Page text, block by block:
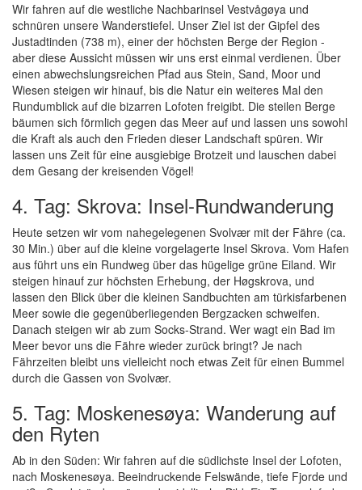
Wir fahren auf die westliche Nachbarinsel Vestvågøya und
schnüren unsere Wanderstiefel. Unser Ziel ist der Gipfel des
Justadtinden (738 m), einer der höchsten Berge der Region -
aber diese Aussicht müssen wir uns erst einmal verdienen. Über
einen abwechslungsreichen Pfad aus Stein, Sand, Moor und
Wiesen steigen wir hinauf, bis die Natur ein weiteres Mal den
Rundumblick auf die bizarren Lofoten freigibt. Die steilen Berge
bäumen sich förmlich gegen das Meer auf und lassen uns sowohl
die Kraft als auch den Frieden dieser Landschaft spüren. Wir
lassen uns Zeit für eine ausgiebige Brotzeit und lauschen dabei
dem Gesang der kreisenden Vögel!
4. Tag: Skrova: Insel-Rundwanderung
Heute setzen wir vom nahegelegenen Svolvær mit der Fähre (ca.
30 Min.) über auf die kleine vorgelagerte Insel Skrova. Vom Hafen
aus führt uns ein Rundweg über das hügelige grüne Eiland. Wir
steigen hinauf zur höchsten Erhebung, der Høgskrova, und
lassen den Blick über die kleinen Sandbuchten am türkisfarbenen
Meer sowie die gegenüberliegenden Bergzacken schweifen.
Danach steigen wir ab zum Socks-Strand. Wer wagt ein Bad im
Meer bevor uns die Fähre wieder zurück bringt? Je nach
Fährzeiten bleibt uns vielleicht noch etwas Zeit für einen Bummel
durch die Gassen von Svolvær.
5. Tag: Moskenesøya: Wanderung auf
den Ryten
Ab in den Süden: Wir fahren auf die südlichste Insel der Lofoten,
nach Moskenesøya. Beeindruckende Felswände, tiefe Fjorde und